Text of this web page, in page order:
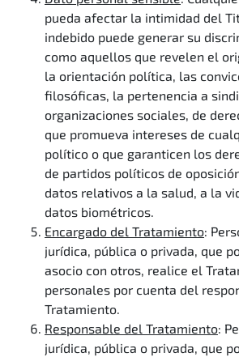
pueda afectar la intimidad del
indebido puede generar su
como aquellos que revelen el
la orientación política, las
filosóficas, la pertenencia a
organizaciones sociales, de
que promueva intereses de
político o que garanticen los
de partidos políticos de
datos relativos a la salud, a la
datos biométricos.
Encargado del Tratamiento:
jurídica, pública o privada, que
asocio con otros, realice el
personales por cuenta del
Tratamiento.
Responsable del Tratamiento:
jurídica, pública o privada, que